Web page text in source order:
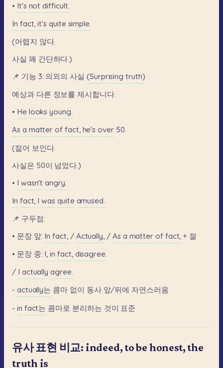
• It's not difficult.
In fact, it's quite simple.
(어렵지 않다.
사실 꽤 간단하다.)
📌 기능 3: 의외의 사실 (Surprising truth)
예상과 다른 정보를 제시합니다.
• He looks young.
As a matter of fact, he's over 50.
(젊어 보인다.
사실은 50이 넘었다.)
• I wasn't angry.
In fact, I was quite amused.
📌 구두점:
• 문장 앞: In fact, / Actually, / As a matter of fact, + 절
• 문장 중: I, in fact, disagree.
/ I actually agree.
- actually는 콤마 없이 동사 앞/뒤에 자연스러움
- in fact는 콤마로 분리하는 것이 표준
유사 표현 비교: indeed, to be honest, the
truth is